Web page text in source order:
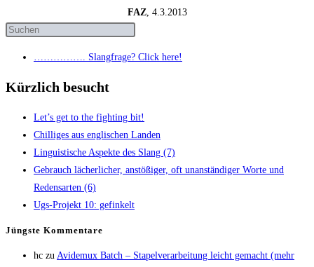
FAZ, 4.3.2013
……………. Slang­fra­ge? Click here!
Kürzlich besucht
Let’s get to the fight­ing bit!
Chil­li­ges aus eng­li­schen Landen
Lin­gu­is­ti­sche Aspek­te des Slang (7)
Gebrauch lächer­li­cher, anstö­ßi­ger, oft unan­stän­di­ger Wor­te und
Redens­ar­ten (6)
Ugs-Pro­jekt 10: gefinkelt
Jüngs­te Kommentare
hc zu Avi­de­mux Batch – Sta­pel­ver­ar­bei­tung leicht gemacht (mehr